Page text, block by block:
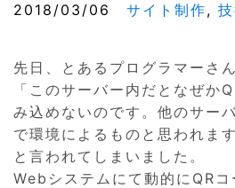
2018/03/06 サイト制作,
先日、とあるプログラマーさ
「このサーバー内だとなぜか
み込めないのです。他のサー
で環境によるものと思われます
と言われてしまいました。
Webシステムにて動的にQR